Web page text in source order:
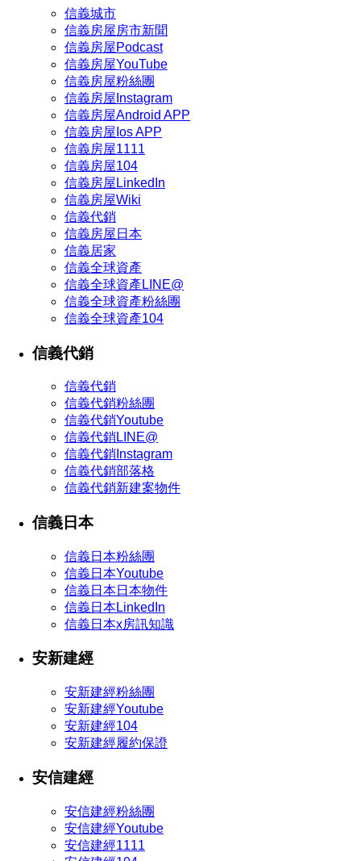
信義城市
信義房屋房市新聞
信義房屋Podcast
信義房屋YouTube
信義房屋粉絲團
信義房屋Instagram
信義房屋Android APP
信義房屋Ios APP
信義房屋1111
信義房屋104
信義房屋LinkedIn
信義房屋Wiki
信義代銷
信義房屋日本
信義居家
信義全球資產
信義全球資產LINE@
信義全球資產粉絲團
信義全球資產104
信義代銷
信義代銷
信義代銷粉絲團
信義代銷Youtube
信義代銷LINE@
信義代銷Instagram
信義代銷部落格
信義代銷新建案物件
信義日本
信義日本粉絲團
信義日本Youtube
信義日本日本物件
信義日本LinkedIn
信義日本x房訊知識
安新建經
安新建經粉絲團
安新建經Youtube
安新建經104
安新建經履約保證
安信建經
安信建經粉絲團
安信建經Youtube
安信建經1111